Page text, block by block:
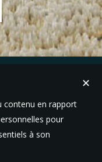
✕
contenu en rapport
pour
à son